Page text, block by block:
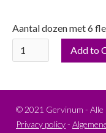
Aantal dozen met 6
© 2021 Gervinum -
Privacy policy-